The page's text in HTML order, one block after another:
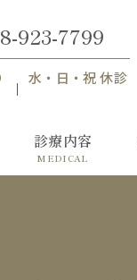
923-7799
水・日・祝 休診
診療内容
MEDICAL